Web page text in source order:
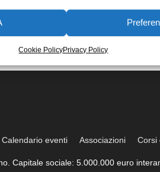
Cookie PolicyPrivacy Policy
Calendario eventi Associazioni Corsi
Capitale sociale: 5.000.000 euro